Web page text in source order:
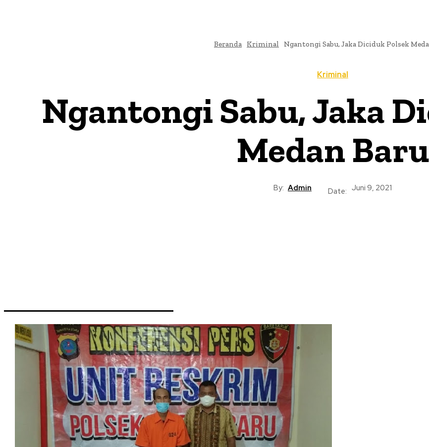
Beranda Kriminal Ngantongi Sabu, Jaka Diciduk Polsek
Kriminal
Ngantongi Sabu, Jaka
Medan Baru
By: Admin Date: Juni 9, 2021